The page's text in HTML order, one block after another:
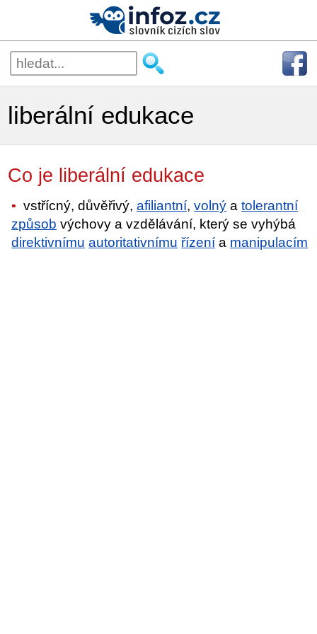
liberální edukace
Co je liberální edukace
vstřícný, důvěřivý,afiliantní,volný atolerantní
způsob výchovy a vzdělávání, který se vyhýbá
direktivnímu autoritativnímu řízení a manipulacím